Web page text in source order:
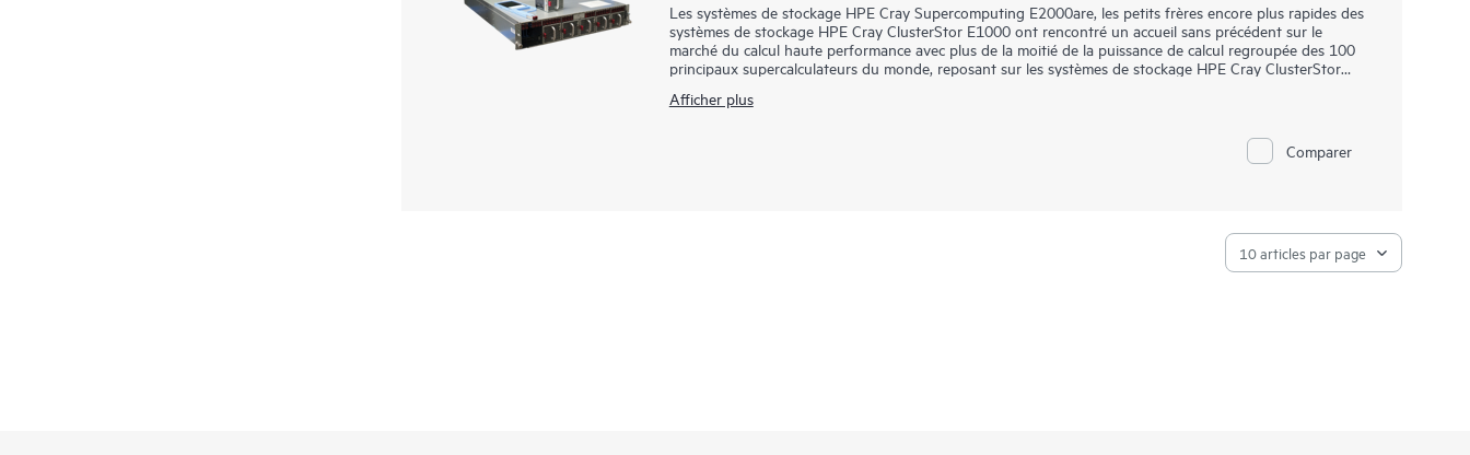
Les systèmes de stockage HPE Cray Supercomputing E2000are, les petits frères encore plus rapides des
systèmes de stockage HPE Cray ClusterStor E1000 ont rencontré un accueil sans précédent sur le
marché du calcul haute performance avec plus de la moitié de la puissance de calcul regroupée des 100
principaux supercalculateurs du monde, reposant sur les systèmes de stockage HPE Cray ClusterStor
E1000.
Non seulement les systèmes E2000 conservent l’intégralité des propositions de valeur qui faisaient du
haut de gamme, mais ils offrent plus du double des performances grâce à l’utilisation de nouveaux
Afficher plus
Comparer